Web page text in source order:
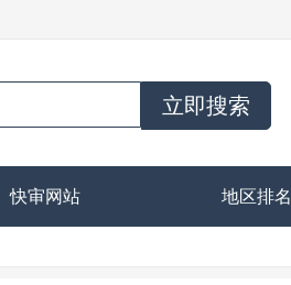
立即搜索
快审网站 地区排名